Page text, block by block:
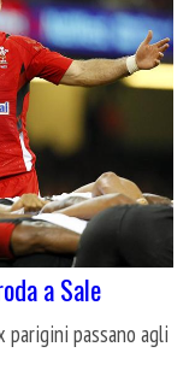
a Sale
parigini passano agli